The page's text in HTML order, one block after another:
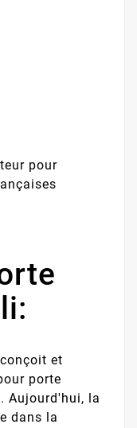
pour
et
porte
Aujourd'hui, la
dans la